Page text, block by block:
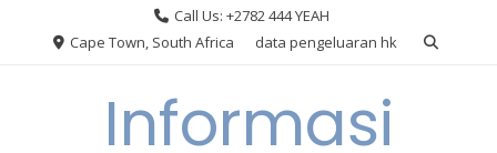
Call Us: +2782 444 YEAH
Cape Town, South Africa
data pengeluaran hk
Informasi